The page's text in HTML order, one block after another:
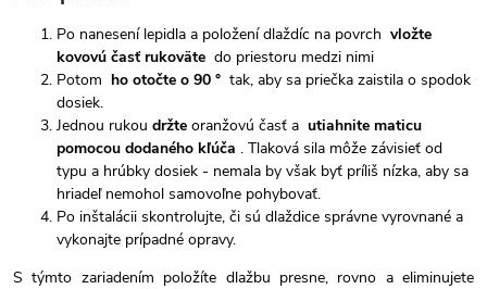
Po nanesení lepidla a položení dlaždíc na povrch vložte
kovovú časť rukoväte do priestoru medzi nimi
Potom ho otočte o 90 ° tak, aby sa priečka zaistila o spodok
dosiek.
Jednou rukou držte oranžovú časť a utiahnite maticu
pomocou dodaného kľúča . Tlaková sila môže závisieť od
typu a hrúbky dosiek - nemala by však byť príliš nízka, aby sa
hriadeľ nemohol samovoľne pohybovať.
Po inštalácii skontrolujte, či sú dlaždice správne vyrovnané a
vykonajte prípadné opravy.
S týmto zariadením položíte dlažbu presne, rovno a eliminujete